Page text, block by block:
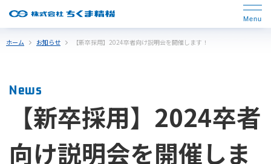
ホーム お知らせ 【新卒採用】2024卒者向け説明会を開催します！
News
【新卒採用】2024卒者
向け説明会を開催しま